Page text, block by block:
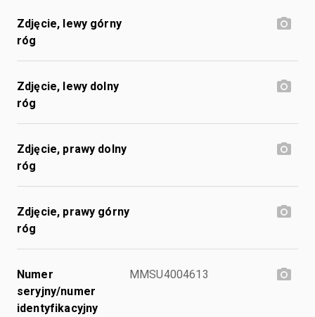
Zdjęcie, lewy górny
róg
Zdjęcie, lewy dolny
róg
Zdjęcie, prawy dolny
róg
Zdjęcie, prawy górny
róg
Numer
seryjny/numer
identyfikacyjny
MMSU4004613